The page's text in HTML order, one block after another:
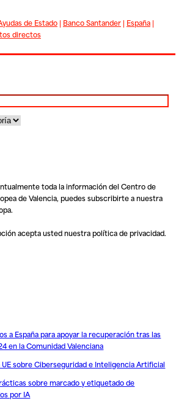
de Estado| Banco Santander| España|
directos
toda la información del Centro de
de Valencia, puedes subscribirte a nuestra
acepta usted nuestrapolítica de privacidad.
a España para apoyar la recuperación tras las
en la Comunidad Valenciana
UE sobre Ciberseguridad e Inteligencia Artificial
sobre marcado y etiquetado de
por IA